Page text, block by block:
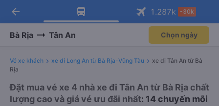
Tải app Vexere ngay!
Nhận ưu đãi thành viên độc
Mở app
Tải app Vexere
-30k/ghế khi đặt vé máy bay qua
Mở app
arrow_back 1.287k -30k
Bà Rịa Tân An Chọn ngày
Vé xe khách xe đi Long An từ Bà Rịa-Vũng Tàu
xe đi Tân An từ Bà
Rịa
Đặt mua vé xe 4 nhà xe đi Tân An từ Bà Rịa chất
lượng cao và giá vé ưu đãi nhất: 14 chuyến mỗi